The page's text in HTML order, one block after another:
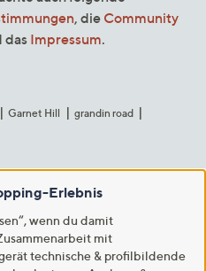
, die Community
das Impressum.
Garnet Hill
grandin road
Erlebnis
wenn du damit
mit
technische & profilbildende